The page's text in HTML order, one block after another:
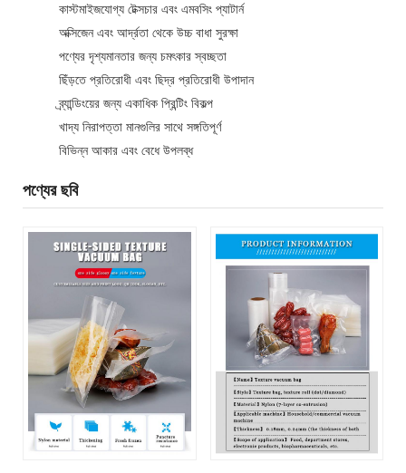
কাস্টমাইজযোগ্য টেক্সচার এবং এমবসিং প্যাটার্ন
অক্সিজেন এবং আর্দ্রতা থেকে উচ্চ বাধা সুরক্ষা
পণ্যের দৃশ্যমানতার জন্য চমৎকার স্বচ্ছতা
ছিঁড়তে প্রতিরোধী এবং ছিদ্র প্রতিরোধী উপাদান
ব্র্যান্ডিংয়ের জন্য একাধিক প্রিন্টিং বিকল্প
খাদ্য নিরাপত্তা মানগুলির সাথে সঙ্গতিপূর্ণ
বিভিন্ন আকার এবং বেধে উপলব্ধ
পণ্যের ছবি